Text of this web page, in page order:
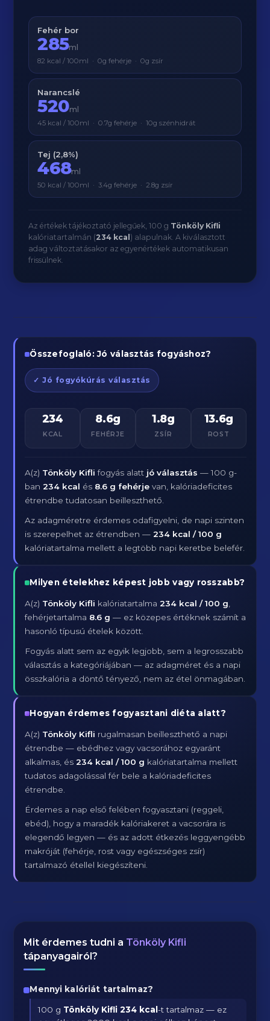
Fehér bor
285ml
82 kcal / 100ml · 0g fehérje · 0g zsír
Narancslé
520ml
45 kcal / 100ml · 0.7g fehérje · 10g szénhidrát
Tej (2,8%)
468ml
50 kcal / 100ml · 3.4g fehérje · 2.8g zsír
Az értékek tájékoztató jellegűek, 100 g Tönköly Kifli
kalóriatartalmán (234 kcal ) alapulnak. A kiválasztott
adag változtatásakor az egyenértékek automatikusan
frissülnek.
Összefoglaló: Jó választás fogyáshoz?
✓ Jó fogyókúrás választás
234
KCAL
8.6g
FEHÉRJE
1.8g
ZSÍR
13.6g
ROST
A(z) Tönköly Kifli fogyás alatt jó választás — 100 g-
ban234 kcal és 8.6 g fehérje van, kalóriadeficites
étrendbe tudatosan beilleszthető.
Az adagméretre érdemes odafigyelni, de napi szinten
is szerepelhet az étrendben —234 kcal / 100 g
kalóriatartalma mellett a legtöbb napi keretbe belefér.
Milyen ételekhez képest jobb vagy rosszabb?
A(z) Tönköly Kifli kalóriatartalma234 kcal / 100 g
fehérjetartalma 8.6 g — ez közepes értéknek számít a
hasonló típusú ételek között.
Fogyás alatt sem az egyik legjobb, sem a legrosszabb
választás a kategóriájában — az adagméret és a napi
összkalória a döntő tényező, nem az étel önmagában.
Hogyan érdemes fogyasztani diéta alatt?
A(z) Tönköly Kifli rugalmasan beilleszthető a napi
étrendbe — ebédhez vagy vacsorához egyaránt
alkalmas, és234 kcal / 100 g kalóriatartalma mellett
tudatos adagolással fér bele a kalóriadeficites
étrendbe.
Érdemes a nap első felében fogyasztani (reggeli,
ebéd), hogy a maradék kalóriakeret a vacsorára is
elegendő legyen — és az adott étkezés leggyengébb
makróját (fehérje, rost vagy egészséges zsír)
tartalmazó étellel kiegészíteni.
Mit érdemes tudni a Tönköly Kifli
tápanyagairól?
Mennyi kalóriát tartalmaz?
100 g Tönköly Kifli 234 kcal-t tartalmaz — ez